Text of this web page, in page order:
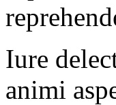
Iure
animi